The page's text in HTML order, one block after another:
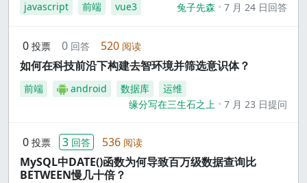
javascript 前端 vue3 兔子先森 7 月 24 日回答
0 投票 0 回答 520 阅读
如何在科技前沿下构建去智环境并筛选意识体？
前端 android 数据库
运维
缘分写在三生石之上
7 月 23 日提问
0 投票 3 回答 536 阅读
MySQL中DATE()函数为何导致百万级数据查询比
BETWEEN慢几十倍？